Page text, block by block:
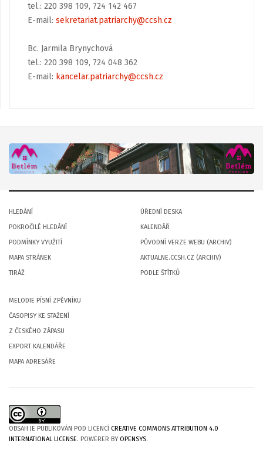
tel.: 220 398 109, 724 142 467
E-mail: sekretariat.patriarchy@ccsh.cz
Bc. Jarmila Brynychová
tel.: 220 398 109, 724 048 362
E-mail: kancelar.patriarchy@ccsh.cz
HLEDÁNÍ
POKROČILÉ HLEDÁNÍ
PODMÍNKY VYUŽITÍ
MAPA STRÁNEK
TIRÁŽ
ÚŘEDNÍ DESKA
KALENDÁŘ
PŮVODNÍ VERZE WEBU (ARCHIV)
AKTUALNE.CCSH.CZ (ARCHIV)
PODLE ŠTÍTKŮ
MELODIE PÍSNÍ ZPĚVNÍKU
ČASOPISY KE STAŽENÍ
Z ČESKÉHO ZÁPASU
EXPORT KALENDÁŘE
MAPA ADRESÁŘE
OBSAH JE PUBLIKOVÁN POD LICENCÍ CREATIVE COMMONS ATTRIBUTION 4.0
INTERNATIONAL LICENSE. POWERER BYOPENSYS.